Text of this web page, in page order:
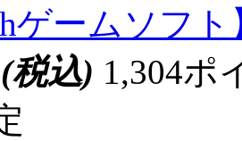
ゲームソフ
(税込) 1,304ポ